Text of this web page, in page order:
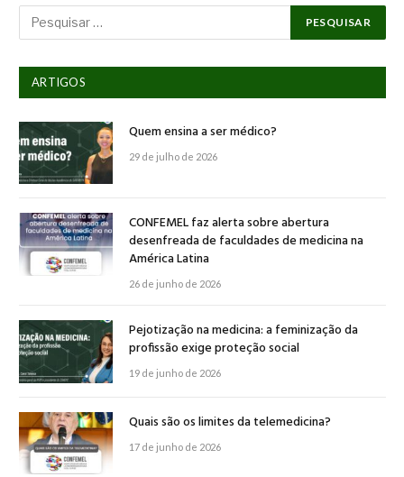
ARTIGOS
Quem ensina a ser médico?
29 de julho de 2026
CONFEMEL faz alerta sobre abertura
desenfreada de faculdades de medicina na
América Latina
26 de junho de 2026
Pejotização na medicina: a feminização da
profissão exige proteção social
19 de junho de 2026
Quais são os limites da telemedicina?
17 de junho de 2026